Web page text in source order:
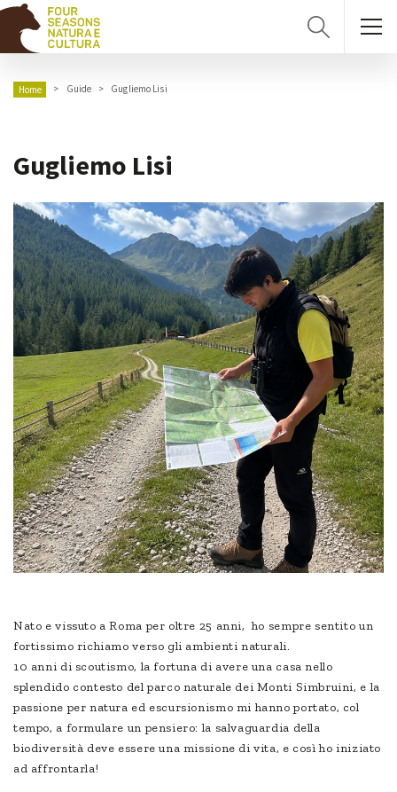
Home Guide Gugliemo Lisi
Gugliemo Lisi
Nato e vissuto a Roma per oltre 25 anni, ho sempre sentito un
fortissimo richiamo verso gli ambienti naturali.
10 anni di scoutismo, la fortuna di avere una casa nello
splendido contesto del parco naturale dei Monti Simbruini, e la
passione per natura ed escursionismo mi hanno portato, col
tempo, a formulare un pensiero: la salvaguardia della
biodiversità deve essere una missione di vita, e così ho iniziato
ad affrontarla!